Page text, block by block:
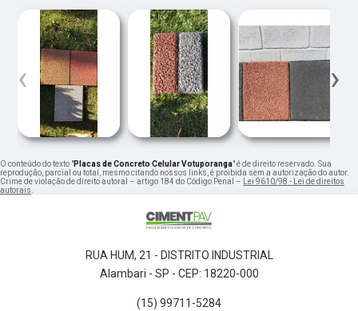
‹ ›
O conteúdo do texto "Placas de Concreto Celular Votuporanga" é de direito reservado. Sua
reprodução, parcial ou total, mesmo citando nossos links, é proibida sem a autorização do autor.
Crime de violação de direito autoral – artigo 184 do Código Penal – Lei 9610/98 - Lei de direitos
autorais.
RUA HUM, 21 - DISTRITO INDUSTRIAL
Alambari - SP - CEP: 18220-000
(15) 99711-5284